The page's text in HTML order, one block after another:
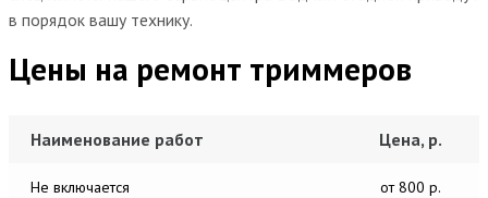
в порядок вашу технику.
Цены на ремонт триммеров
Наименование работ Цена, р.
Не включается от 800 р.